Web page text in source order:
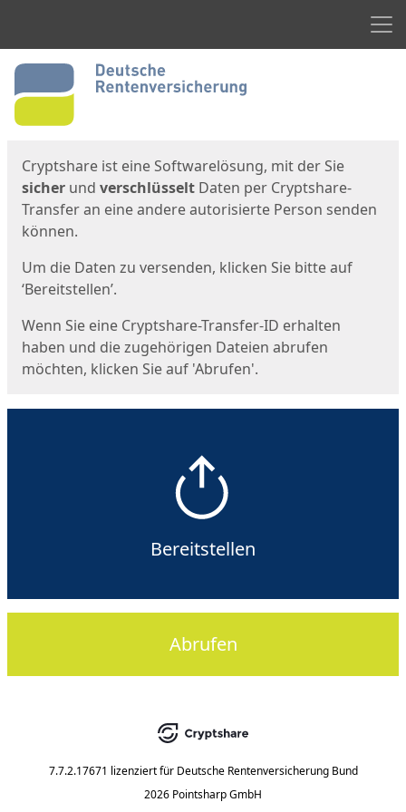
Start
Cryptshare ist eine Softwarelösung, mit der Sie
sicher und verschlüsselt Daten per Cryptshare-
Transfer an eine andere autorisierte Person senden
können.
Um die Daten zu versenden, klicken Sie bitte auf
‘Bereitstellen’.
Wenn Sie eine Cryptshare-Transfer-ID erhalten
haben und die zugehörigen Dateien abrufen
möchten, klicken Sie auf 'Abrufen'.
Bereitstellen
Abrufen
7.7.2.17671 lizenziert für Deutsche Rentenversicherung Bund
2026 Pointsharp GmbH